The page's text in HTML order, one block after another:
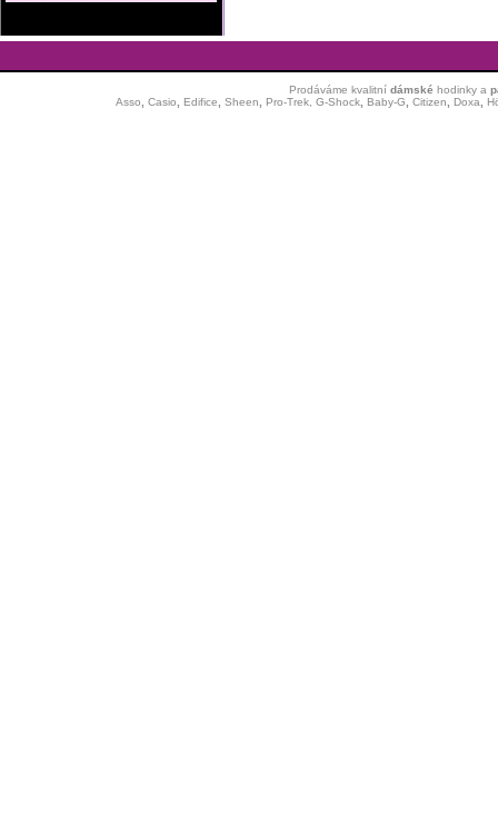
Prodáváme kvalitní dámské hodinkya
Asso
Casio Edifice Sheen Pro-Trek, G-Shock, Baby-G Citizen Doxa